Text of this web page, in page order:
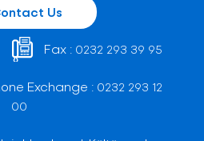
Us
Fax : 0232 293 39 95
Exchange : 0232 293 12
00